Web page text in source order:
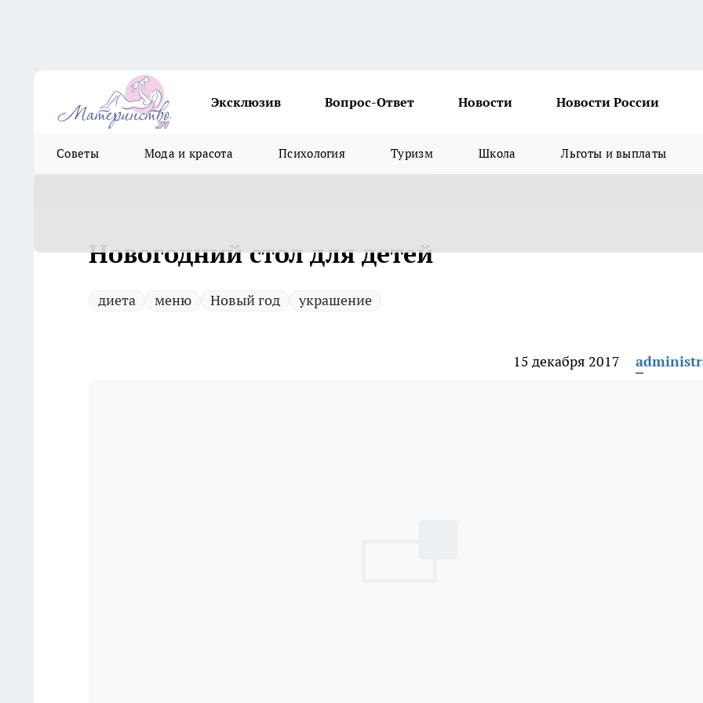
Эксклюзив Вопрос-Ответ Новости Новости России
Советы Мода и красота Психология Туризм Школа Льготы и выплаты
Новогодний стол для детей
диета меню Новый год украшение
15 декабря 2017